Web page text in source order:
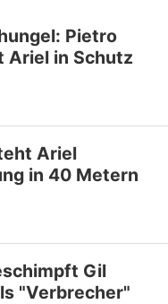
Pietro
Ariel in Schutz
Ariel
in 40 Metern
Gil
"Verbrecher"